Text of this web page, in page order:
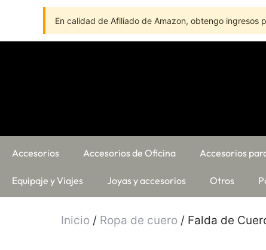
En calidad de Afiliado de Amazon, obtengo ingresos
Accesorios Accesorios de Oficina Accesorios
Equipaje y Viajes Joyas y accesorios Otros
Inicio / Ropa de cuero / Falda de